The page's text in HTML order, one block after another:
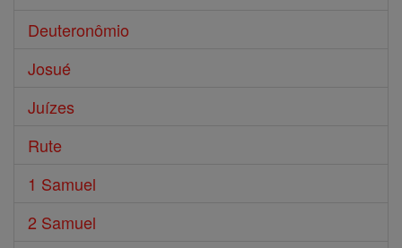
Deuteronômio
Josué
Juízes
Rute
1 Samuel
2 Samuel